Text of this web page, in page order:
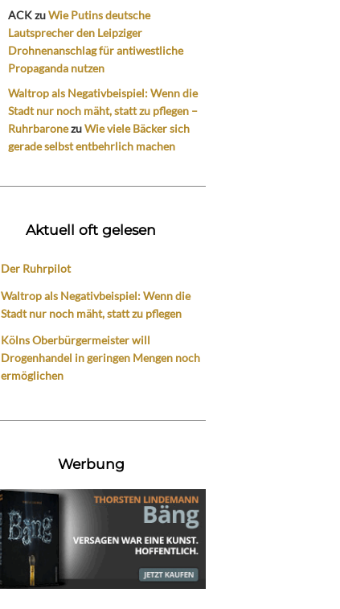
ACKzuWie Putins deutsche
Lautsprecher den Leipziger
Drohnenanschlag für antiwestliche
Propaganda nutzen
Waltrop als Negativbeispiel: Wenn die
Stadt nur noch mäht, statt zu pflegen –
RuhrbaronezuWie viele Bäcker sich
gerade selbst entbehrlich machen
Aktuell oft gelesen
Der Ruhrpilot
Waltrop als Negativbeispiel: Wenn die
Stadt nur noch mäht, statt zu pflegen
Kölns Oberbürgermeister will
Drogenhandel in geringen Mengen noch
ermöglichen
Werbung